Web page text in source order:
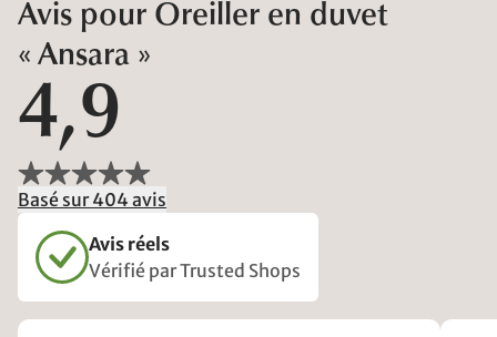
Avis pour Oreiller en duvet
« Ansara »
4,9
Basé sur 404 avis
Avis réels
Vérifié par Trusted Shops